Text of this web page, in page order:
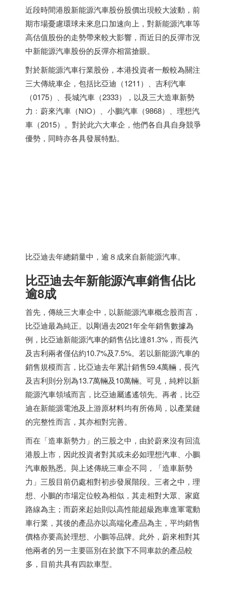
近段時間港股新能源汽車股份股價出現較大波動，前
期市場憂慮環球未來息口加速向上，對新能源汽車等
高估值股份的走勢帶來較大影響，而近日的反彈市況
中新能源汽車股份的反彈亦相當搶眼。
對於新能源汽車行業股份，本港投資者一般較為關注
三大傳統車企，包括比亞迪（1211）、吉利汽車
（0175）、長城汽車（2333），以及三大造車新勢
力﹕蔚來汽車（NIO）、小鵬汽車（9868）、理想汽
車（2015）。對於此六大車企，他們各自具自身競爭
優勢，同時亦各具發展特點。
比亞迪去年總銷量中，逾８成來自新能源汽車。
比亞迪去年新能源汽車銷售佔比
逾8成
首先，傳統三大車企中，以新能源汽車概念股而言，
比亞迪最為純正。以剛過去2021年全年銷售數據為
例，比亞迪新能源汽車的銷售佔比達81.3%，而長汽
及吉利兩者僅佔約10.7%及7.5%。若以新能源汽車的
銷售規模而言，比亞迪去年累計銷售59.4萬輛，長汽
及吉利則分別為13.7萬輛及10萬輛。可見，純粹以新
能源汽車領域而言，比亞迪屬遙遙領先。再者，比亞
迪在新能源電池及上游原材料均有所佈局，以產業鏈
的完整性而言，其亦相對完善。
而在「造車新勢力」的三股之中，由於蔚來沒有回流
港股上市，因此投資者對其或未必如理想汽車、小鵬
汽車般熟悉。與上述傳統三車企不同，「造車新勢
力」三股目前仍處相對初步發展階段。三者之中，理
想、小鵬的市場定位較為相似，其走相對大眾、家庭
路線為主；而蔚來起始則以高性能超級跑車進軍電動
車行業，其後的產品亦以高端化產品為主，平均銷售
價格亦要高於理想、小鵬等品牌。此外，蔚來相對其
他兩者的另一主要區別在於旗下不同車款的產品較
多，目前共具有四款車型。